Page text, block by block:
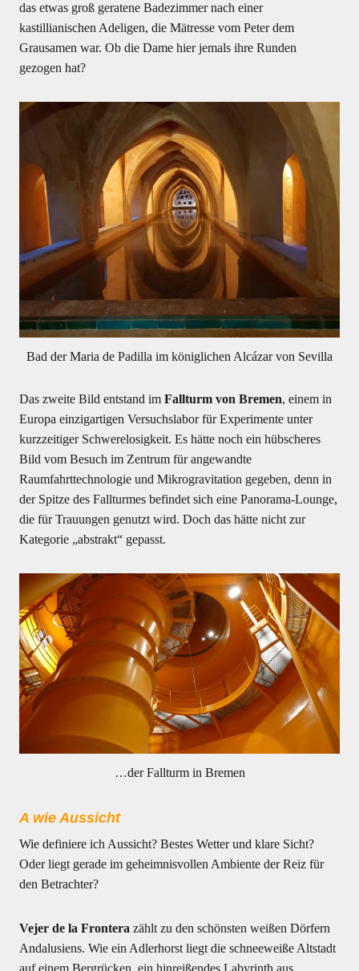
das etwas groß geratene Badezimmer nach einer
kastillianischen Adeligen, die Mätresse vom Peter dem
Grausamen war. Ob die Dame hier jemals ihre Runden
gezogen hat?
Bad der Maria de Padilla im königlichen Alcázar von Sevilla
Das zweite Bild entstand im Fallturm von Bremen, einem in
Europa einzigartigen Versuchslabor für Experimente unter
kurzzeitiger Schwerelosigkeit. Es hätte noch ein hübscheres
Bild vom Besuch im Zentrum für angewandte
Raumfahrttechnologie und Mikrogravitation gegeben, denn in
der Spitze des Fallturmes befindet sich eine Panorama-Lounge,
die für Trauungen genutzt wird. Doch das hätte nicht zur
Kategorie „abstrakt“ gepasst.
…der Fallturm in Bremen
A wie Aussicht
Wie definiere ich Aussicht? Bestes Wetter und klare Sicht?
Oder liegt gerade im geheimnisvollen Ambiente der Reiz für
den Betrachter?
Vejer de la Frontera zählt zu den schönsten weißen Dörfern
Andalusiens. Wie ein Adlerhorst liegt die schneeweiße Altstadt
auf einem Bergrücken, ein hinreißendes Labyrinth aus